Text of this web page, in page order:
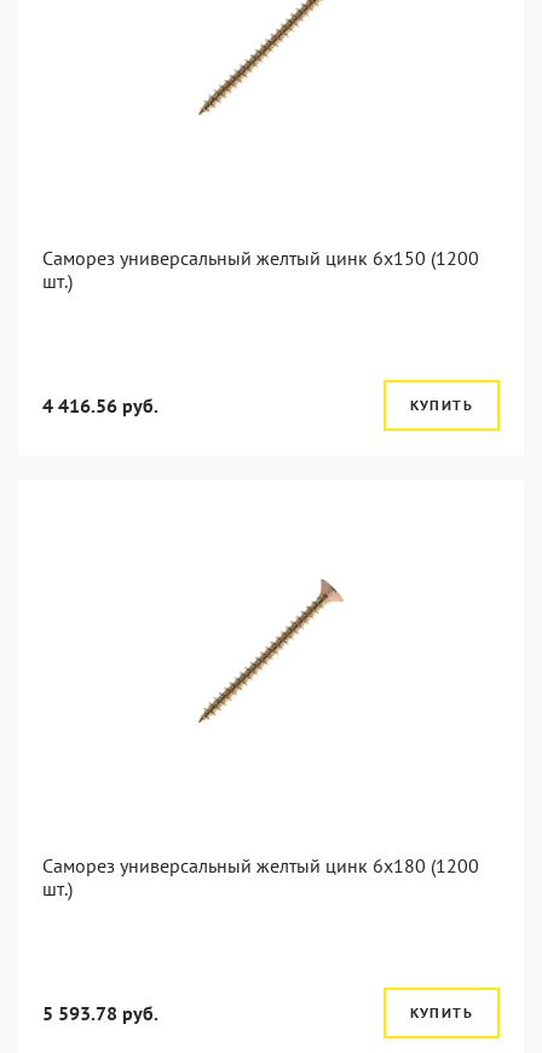
Саморез универсальный желтый цинк 6x150 (1200
шт.)
4 416.56 руб. КУПИТЬ
Саморез универсальный желтый цинк 6x180 (1200
шт.)
5 593.78 руб. КУПИТЬ